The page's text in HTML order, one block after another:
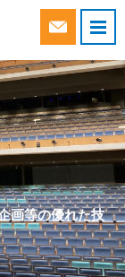
画等の優れた技